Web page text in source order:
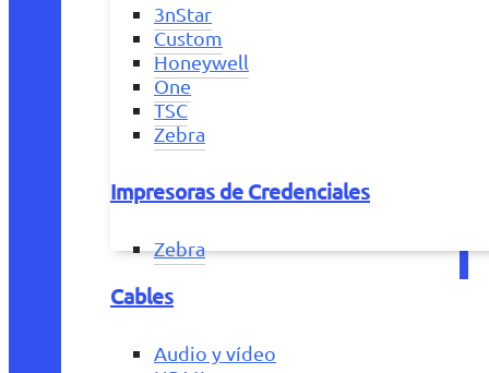
3nStar
Custom
Honeywell
One
TSC
Zebra
Impresoras de Credenciales
Zebra
Cables
Audio y vídeo